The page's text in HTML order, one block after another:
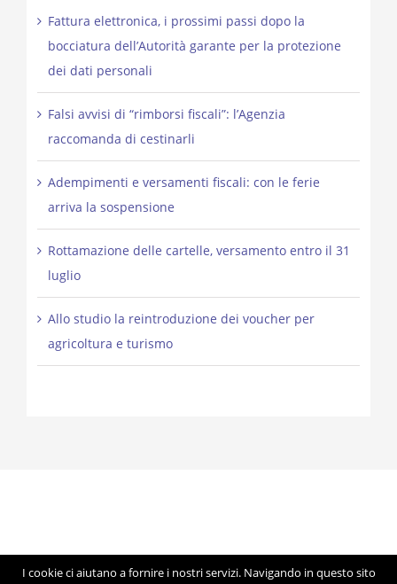
Fattura elettronica, i prossimi passi dopo la
bocciatura dell’Autorità garante per la protezione
dei dati personali
Falsi avvisi di “rimborsi fiscali”: l’Agenzia
raccomanda di cestinarli
Adempimenti e versamenti fiscali: con le ferie
arriva la sospensione
Rottamazione delle cartelle, versamento entro il 31
luglio
Allo studio la reintroduzione dei voucher per
agricoltura e turismo
© Copyright 2012 -2026 | Studio Lorigiola | STELE | P.IVA
I cookie ci aiutano a fornire i nostri servizi. Navigando in questo sito